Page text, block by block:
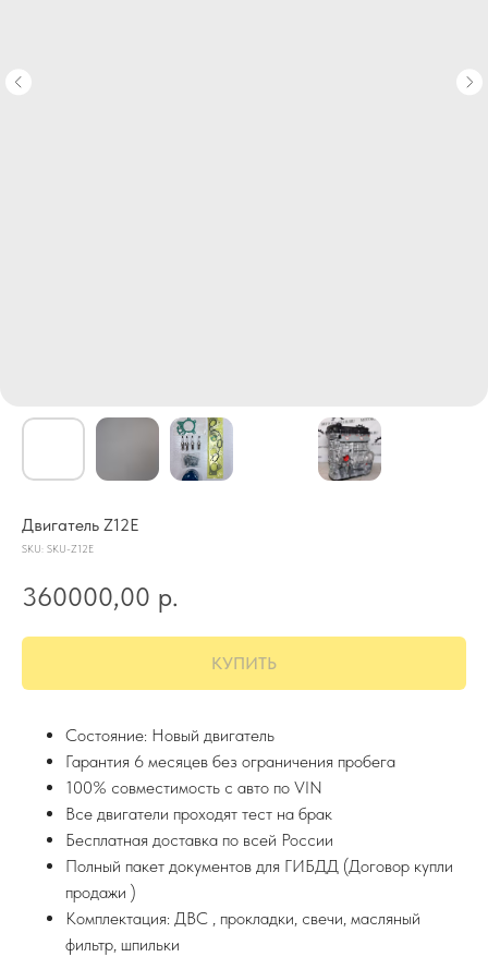
Двигатель Z12E
SKU: SKU-Z12E
360000,00 р.
КУПИТЬ
Состояние: Новый двигатель
Гарантия 6 месяцев без ограничения пробега
100% совместимость с авто по VIN
Все двигатели проходят тест на брак
Бесплатная доставка по всей России
Полный пакет документов для ГИБДД (Договор купли
продажи )
Комплектация: ДВС , прокладки, свечи, масляный
фильтр, шпильки